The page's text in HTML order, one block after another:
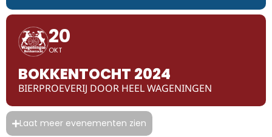
20
OKT
BOKKENTOCHT 2024
BIERPROEVERIJ DOOR HEEL WAGENINGEN
Laat meer evenementen zien